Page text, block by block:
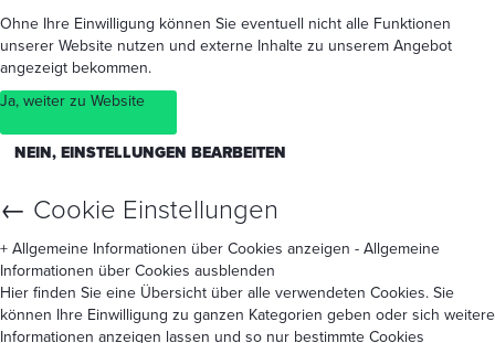
Ohne Ihre Einwilligung können Sie eventuell nicht alle Funktionen
unserer Website nutzen und externe Inhalte zu unserem Angebot
angezeigt bekommen.
Ja, weiter zu Website
NEIN, EINSTELLUNGEN BEARBEITEN
← Cookie Einstellungen
+ Allgemeine Informationen über Cookies anzeigen - Allgemeine
Informationen über Cookies ausblenden
Hier finden Sie eine Übersicht über alle verwendeten Cookies. Sie
können Ihre Einwilligung zu ganzen Kategorien geben oder sich weitere
Informationen anzeigen lassen und so nur bestimmte Cookies